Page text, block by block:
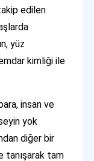
edilen
yüz
kimliği ile
insan ve
yok
diğer bir
tanışarak tam